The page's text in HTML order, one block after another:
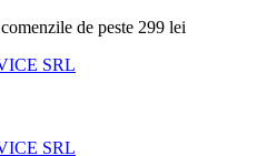
de peste 299 lei